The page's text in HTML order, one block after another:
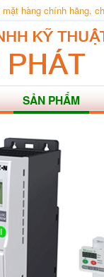
hàng chính hãng,
SẢN PHẨM